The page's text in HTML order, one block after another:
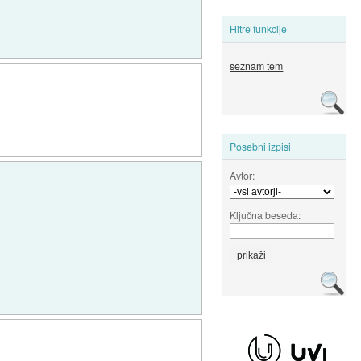
Hitre funkcije
seznam tem
Posebni izpisi
Avtor:
Ključna beseda: